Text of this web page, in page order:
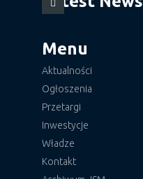
Menu
Aktualności
Ogłoszenia
Przetargi
Inwestycje
Władze
Kontakt